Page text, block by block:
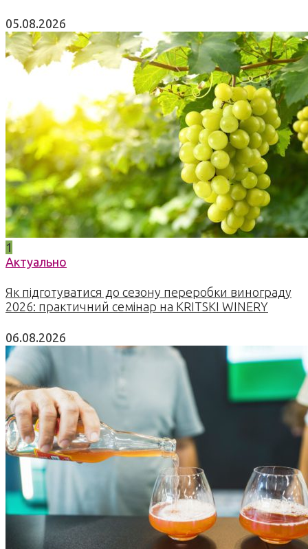
05.08.2026
1
Актуально
Як підготуватися до сезону переробки винограду
2026: практичний семінар на KRITSKI WINERY
06.08.2026